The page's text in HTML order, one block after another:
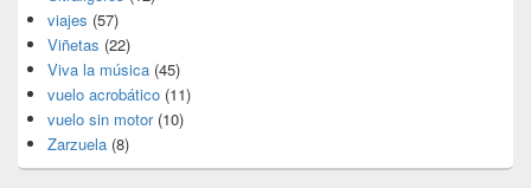
viajes (57)
Viñetas (22)
Viva la música (45)
vuelo acrobático (11)
vuelo sin motor(10)
Zarzuela (8)